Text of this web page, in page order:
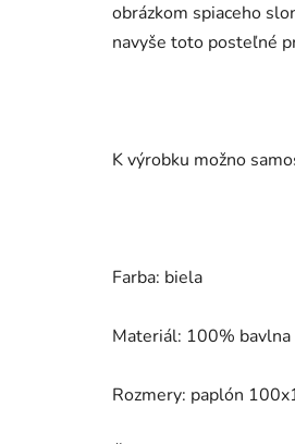
obrázkom spiaceho
navyše toto posteľné
K výrobku možno
Farba: biela
Materiál: 100% bavlna
Rozmery: paplón